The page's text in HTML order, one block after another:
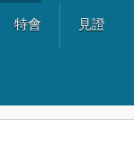
特會 見證